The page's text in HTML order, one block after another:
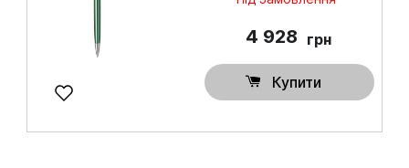
4 928 грн
Купити